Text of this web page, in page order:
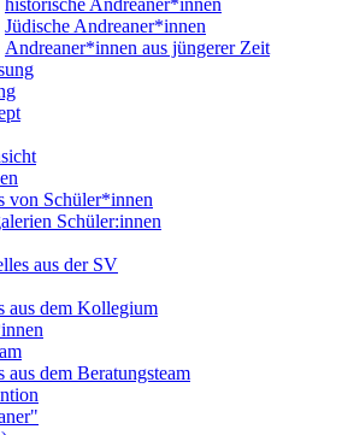
Jüdische Andreaner*innen
Andreaner*innen aus jüngerer Zeit
von Schüler*innen
Schüler:innen
aus der SV
aus dem Kollegium
aus dem Beratungsteam